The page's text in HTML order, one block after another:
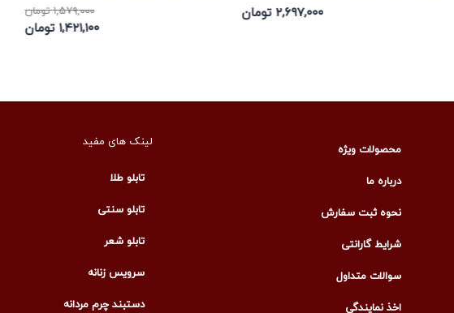
۲,۶۹۷,۰۰۰ تومان
۱,۵۷۹,۰۰۰ تومان
۱,۴۲۱,۱۰۰ تومان
محصولات ویژه
درباره ما
نحوه ثبت سفارش
شرایط گارانتی
سوالات متداول
اخذ نمایندگی
لینک های مفید
تابلو طلا
تابلو سنتی
تابلو شعر
سرویس زنانه
دستبند چرم مردانه